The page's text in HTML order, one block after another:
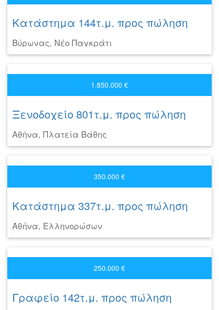
Κατάστημα 144τ.μ. προς πώληση
Βύρωνας, Νέο Παγκράτι
1.850.000 €
Ξενοδοχείο 801τ.μ. προς πώληση
Αθήνα, Πλατεία Βάθης
350.000 €
Κατάστημα 337τ.μ. προς πώληση
Αθήνα, Ελληνορώσων
250.000 €
Γραφείο 142τ.μ. προς πώληση